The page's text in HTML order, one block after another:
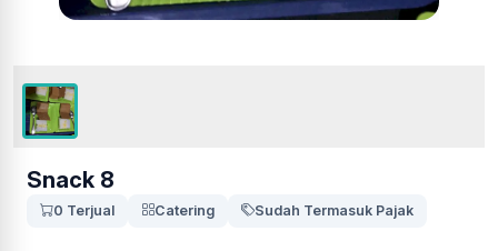
Snack 8
0 Terjual Catering Sudah Termasuk Pajak